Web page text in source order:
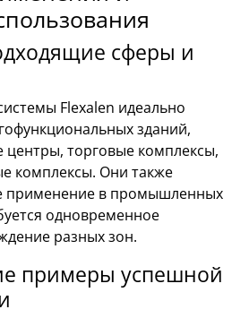
сферы и
Flexalen идеально
зданий,
центры, торговые комплексы,
комплексы. Они также
применение в промышленных
одновременное
разных зон.
примеры успешной